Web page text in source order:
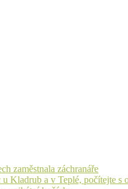
zaměstnala záchranáře
Kladrub a v Teplé, počítejte s